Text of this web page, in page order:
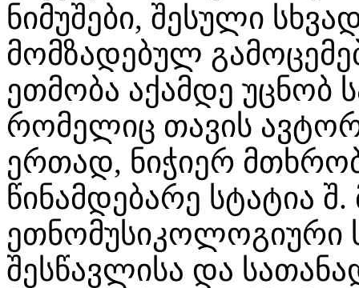
ნიმუშები, შესული
მომზადებულ
ეთმობა აქამდე უცნობ
რომელიც თავის
ერთად, ნიჭიერ
წინამდებარე სტატია
ეთნომუსიკოლოგიური
შესწავლისა და